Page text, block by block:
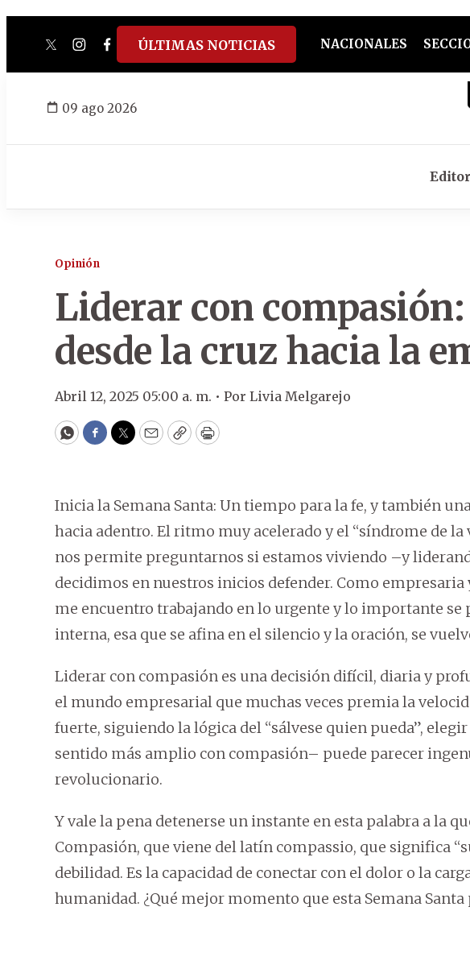
twitterinstagram
facebook
tiktokyoutube
spotify
ÚLTIMAS NOTICIAS NACIONALES
09 ago 2026
Opinión
Liderar con
desde la cruz hacia la
Abril 12, 2025 05:00 a. m. • Por Livia Melgarejo
WhatsApp
Facebook
Twitter
EmailCopyPrint
Inicia la Semana Santa: Un tiempo para la fe, y también
hacia adentro. El ritmo muy acelerado y el “síndrome de la
nos permite preguntarnos si estamos viviendo –y
decidimos en nuestros inicios defender. Como empresaria
me encuentro trabajando en lo urgente y lo importante se
interna, esa que se afina en el silencio y la oración, se
Liderar con compasión es una decisión difícil, diaria y
el mundo empresarial que muchas veces premia la
fuerte, siguiendo la lógica del “sálvese quien pueda”,
sentido más amplio con compasión– puede parecer
revolucionario.
Y vale la pena detenerse un instante en esta palabra a la
Compasión, que viene del latín compassio, que significa
debilidad. Es la capacidad de conectar con el dolor o la
humanidad. ¿Qué mejor momento que esta Semana Santa